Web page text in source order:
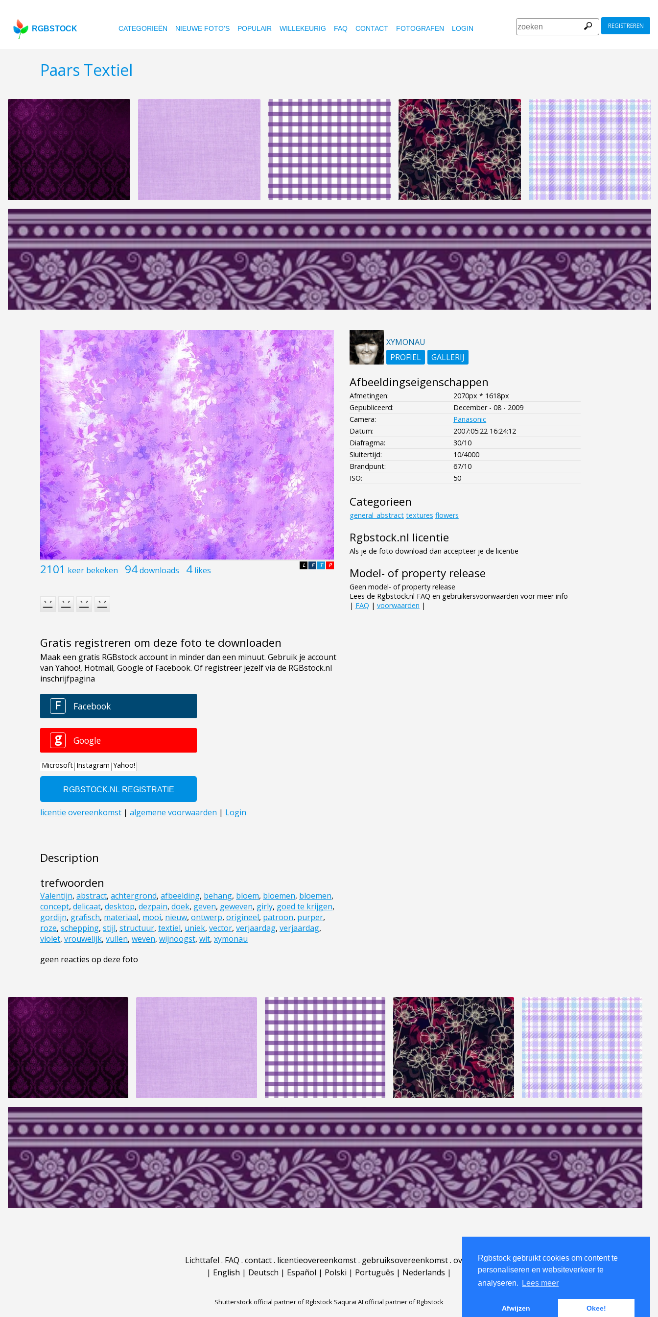
Rgbstock gebruikt cookies om content te
personaliseren en websiteverkeer te
analyseren.
Lees meer
Afwijzen Okee!
RGBSTOCK CATEGORIEËN NIEUWE FOTO'S POPULAIR WILLEKEURIG FAQ CONTACT FOTOGRAFEN LOGIN REGISTREREN
Paars Textiel
2101 keer bekeken 94downloads 4 likes P
T
F
L
Gratis registreren om deze foto te downloaden
Description
trefwoorden
Valentijn, abstract, achtergrond, afbeelding, behang, bloem, bloemen, bloemen,
concept, delicaat, desktop, dezpain, doek, geven, geweven, girly, goed te krijgen,
gordijn, grafisch, materiaal, mooi, nieuw, ontwerp, origineel, patroon, purper,
roze, schepping, stijl, structuur, textiel, uniek, vector, verjaardag, verjaardag,
violet, vrouwelijk, vullen, weven, wijnoogst, wit, xymonau
geen reacties op deze foto
XYMONAU
PROFIEL
GALLERIJ
Afbeeldingseigenschappen
Afmetingen:
2070px * 1618px
Gepubliceerd:
December - 08 - 2009
Camera:
Panasonic
Datum:
2007:05:22 16:24:12
Diafragma:
30/10
Sluitertijd:
10/4000
Brandpunt:
67/10
ISO:
50
Categorieen
general_abstract textures flowers
Rgbstock.nl licentie
Als je de foto download dan accepteer je de licentie
Model- of property release
Geen model- of property release
Lees de Rgbstock.nl FAQ en gebruikersvoorwaarden voor meer info
| FAQ | voorwaarden |
Lichttafel . FAQ . contact. licentieovereenkomst. gebruiksovereenkomst. over
| English | Deutsch | Español | Polski | Português | Nederlands |
Shutterstock official partner of Rgbstock Saqurai AI official partner of Rgbstock